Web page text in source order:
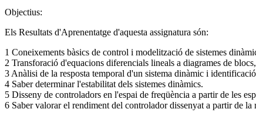
Objectius:
Els Resultats d'Aprenentatge d'aquesta assignatura són:
1 Coneixements bàsics de control i modelització de sistemes
2 Transforació d'equacions diferencials lineals a diagrames de
3 Anàlisi de la resposta temporal d'un sistema dinàmic i
4 Saber determinar l'estabilitat dels sistemes dinàmics.
5 Disseny de controladors en l'espai de freqüència a partir de les
6 Saber valorar el rendiment del controlador dissenyat a partir de la